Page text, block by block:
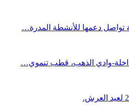
تواصل دعمها للأنشطة المدرة…
وادي الذهب، قطب تنموي…